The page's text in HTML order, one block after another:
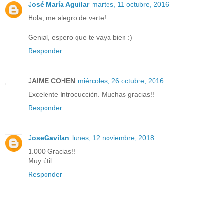
José María Aguilar martes, 11 octubre, 2016
Hola, me alegro de verte!
Genial, espero que te vaya bien :)
Responder
JAIME COHEN miércoles, 26 octubre, 2016
Excelente Introducción. Muchas gracias!!!
Responder
JoseGavilan lunes, 12 noviembre, 2018
1.000 Gracias!!
Muy útil.
Responder